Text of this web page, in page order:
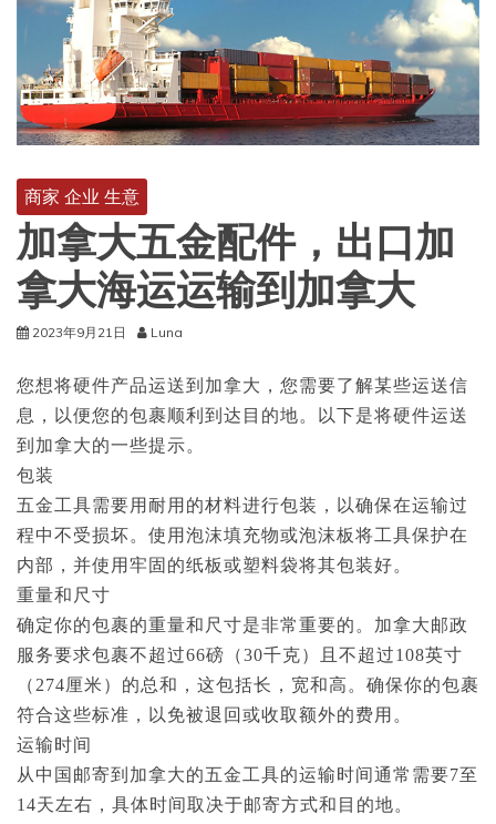
商家 企业 生意
加拿大五金配件，出口加
拿大海运运输到加拿大
2023年9月21日 Luna
您想将硬件产品运送到加拿大，您需要了解某些运送信
息，以便您的包裹顺利到达目的地。以下是将硬件运送
到加拿大的一些提示。
包装
五金工具需要用耐用的材料进行包装，以确保在运输过
程中不受损坏。使用泡沫填充物或泡沫板将工具保护在
内部，并使用牢固的纸板或塑料袋将其包装好。
重量和尺寸
确定你的包裹的重量和尺寸是非常重要的。加拿大邮政
服务要求包裹不超过66磅（30千克）且不超过108英寸
（274厘米）的总和，这包括长，宽和高。确保你的包裹
符合这些标准，以免被退回或收取额外的费用。
运输时间
从中国邮寄到加拿大的五金工具的运输时间通常需要7至
14天左右，具体时间取决于邮寄方式和目的地。